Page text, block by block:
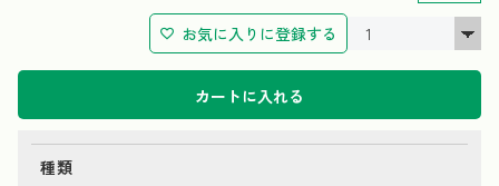
お気に入りに登録する
カートに入れる
種類